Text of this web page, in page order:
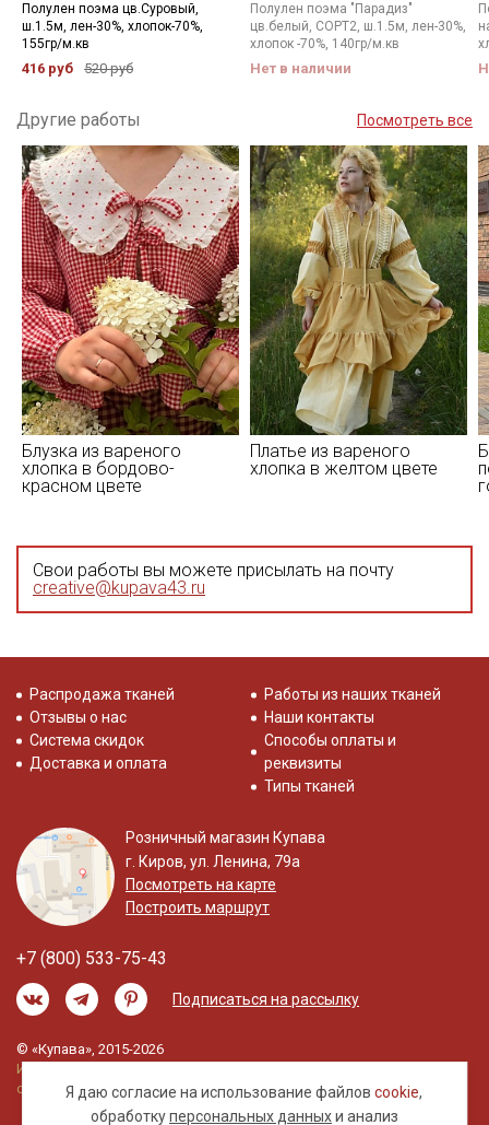
Полулен поэма цв.Суровый,
ш.1.5м, лен-30%, хлопок-70%,
155гр/м.кв
416 руб 520 руб
Полулен поэма "Парадиз"
цв.белый, СОРТ2, ш.1.5м, лен-30%,
хлопок -70%, 140гр/м.кв
Нет в наличии
Другие работы Посмотреть все
Блузка из вареного
хлопка в бордово-
красном цвете
Платье из вареного
хлопка в желтом цвете
Свои работы вы можете присылать на почту
creative@kupava43.ru
Я даю согласие на использование файловcookie,
обработкуперсональных данныхи анализ
Распродажа тканей
Отзывы о нас
Система скидок
Доставка и оплата
Работы из наших тканей
Наши контакты
Способы оплаты и
реквизиты
Типы тканей
Розничный магазин Купава
г. Киров, ул. Ленина, 79а
Посмотреть на карте
Построить маршрут
+7 (800) 533-75-43
Подписаться на рассылку
© «Купава», 2015-2026
Информация на сайте не является публичной
офертой.